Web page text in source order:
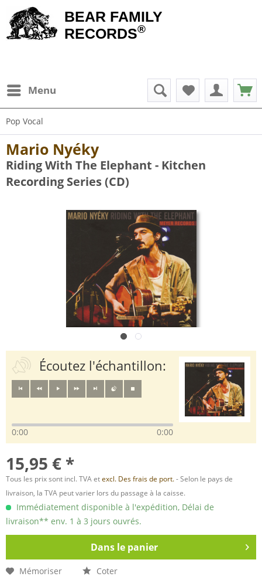
BEAR FAMILY
RECORDS®
Menu
Pop Vocal
Mario Nyéky
Riding With The Elephant - Kitchen
Recording Series (CD)
Écoutez l'échantillon:
0:00 0:00
15,95 € *
Tous les prix sont incl. TVA etexcl. Des frais de port.- Selon le pays de
livraison, la TVA peut varier lors du passage à la caisse.
Immédiatement disponible à l'expédition, Délai de
livraison** env. 1 à 3 jours ouvrés.
Dans le panier
Mémoriser Coter